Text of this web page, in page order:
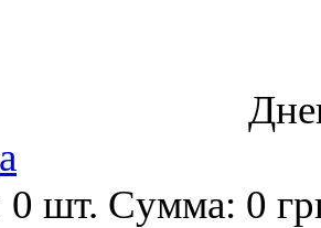
0 шт. Cуммa: 0